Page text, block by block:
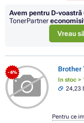
Avem pentru D-
TonerPartner
Vreau
- 6% Brother
In stoc >
24,23
Pentru ce